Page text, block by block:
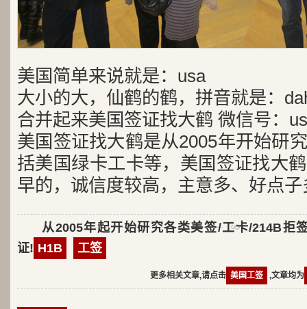
美国简单来说就是：usa
大小的大，仙鹤的鹤，拼音就是：
合并起来美国签证找大鹤 微信号：
美国签证找大鹤是从2005年开始研
括美国绿卡工卡等，美国签证找大
早的，诚信度较高，主意多、好点子
从2005年起开始研究各类美签/工卡/214B拒
证! H1B 工签
更多相关文章,请点击 美国工签 ,文章均为